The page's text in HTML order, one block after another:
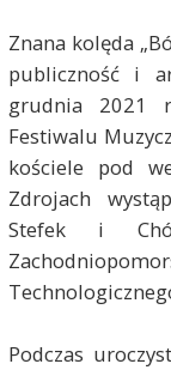
Znana kolęda
publiczność i
grudnia 2021
Festiwalu
kościele pod
Zdrojach
Stefek i
Podczas